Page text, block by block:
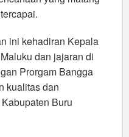
ini kehadiran Kepala
dan jajaran di
Prorgam Bangga
kualitas dan
Buru